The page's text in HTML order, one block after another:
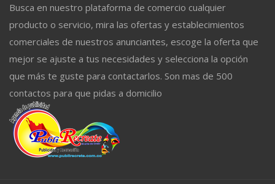
Busca en nuestro plataforma de comercio cualquier
producto o servicio, mira las ofertas y establecimientos
comerciales de nuestros anunciantes, escoge la oferta que
mejor se ajuste a tus necesidades y selecciona la opción
que más te guste para contactarlos. Son mas de 500
contactos para que pidas a domicilio